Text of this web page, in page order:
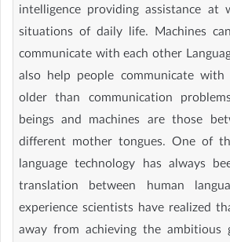
intelligence providing assistance
situations of daily life. Machines
communicate with each other
also help people communicate
older than communication
beings and machines are those
different mother tongues. One of
language technology has always
translation between human
experience scientists have realized
away from achieving the ambitious